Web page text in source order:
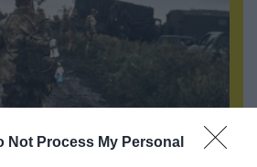
Not Process My Personal